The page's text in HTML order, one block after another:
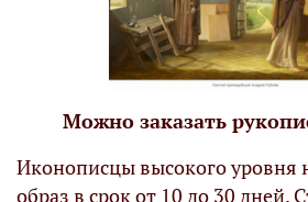
Можно заказать
Иконописцы высокого уровня
образ в срок от 10 до 30 дней.